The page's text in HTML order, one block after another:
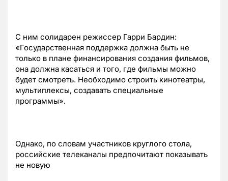
С ним солидарен режиссер Гарри Бардин:
«Государственная поддержка должна быть не
только в плане финансирования создания фильмов,
она должна касаться и того, где фильмы можно
будет смотреть. Необходимо строить кинотеатры,
мультиплексы, создавать специальные
программы».
Однако, по словам участников круглого стола,
российские телеканалы предпочитают показывать
не новую